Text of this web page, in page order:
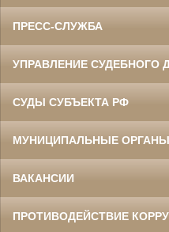
ПРЕСС-СЛУЖБА
УПРАВЛЕНИЕ СУДЕБНОГО
СУДЫ СУБЪЕКТА РФ
МУНИЦИПАЛЬНЫЕ
ВАКАНСИИ
ПРОТИВОДЕЙСТВИЕ